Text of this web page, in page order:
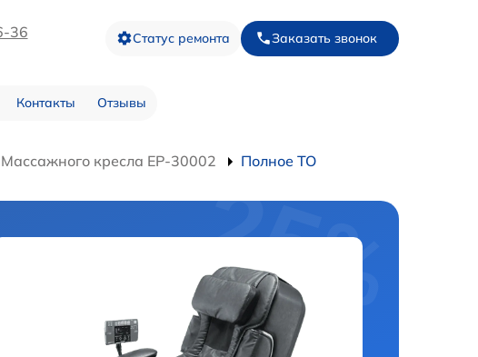
36 Статус ремонта Заказать звонок
Контакты Отзывы
кресла EP-30002 Полное ТО